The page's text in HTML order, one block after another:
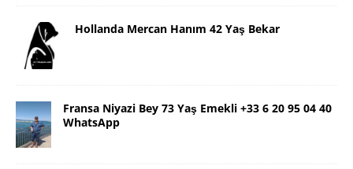
Hollanda Mercan Hanım 42 Yaş Bekar
Fransa Niyazi Bey 73 Yaş Emekli +33 6 20 95 04 40
WhatsApp